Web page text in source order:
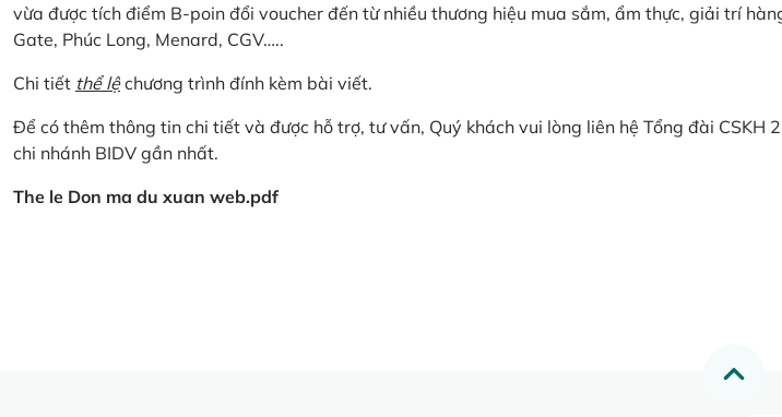
vừa được tích điểm B-poin đổi voucher đến từ nhiều thương hiệu mua sắm, ẩm thực, giải trí
Gate, Phúc Long, Menard, CGV…..
Chi tiết thể lệchương trình đính kèm bài viết.
Để có thêm thông tin chi tiết và được hỗ trợ, tư vấn, Quý khách vui lòng liên hệ Tổng đài CSKH
chi nhánh BIDV gần nhất.
The le Don ma du xuan web.pdf